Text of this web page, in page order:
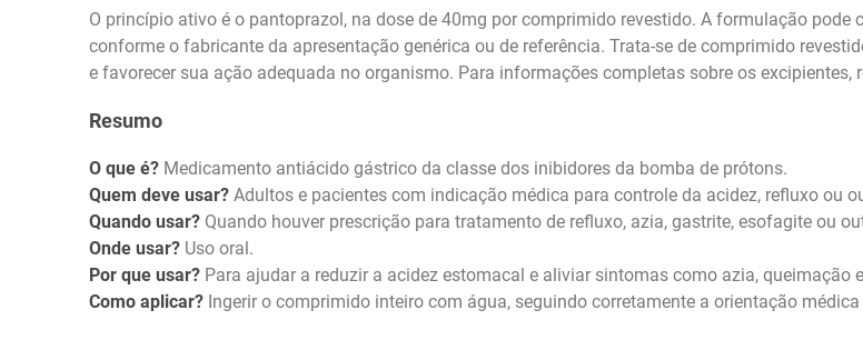
O princípio ativo é o pantoprazol, na dose de 40mg por comprimido revestido. A formulação
conforme o fabricante da apresentação genérica ou de referência. Trata-se de comprimido
e favorecer sua ação adequada no organismo. Para informações completas sobre os
Resumo
O que é? Medicamento antiácido gástrico da classe dos inibidores da bomba de prótons.
Quem deve usar? Adultos e pacientes com indicação médica para controle da acidez, refluxo ou
Quando usar? Quando houver prescrição para tratamento de refluxo, azia, gastrite, esofagite ou
Onde usar? Uso oral.
Por que usar? Para ajudar a reduzir a acidez estomacal e aliviar sintomas como azia, queimação
Como aplicar? Ingerir o comprimido inteiro com água, seguindo corretamente a orientação